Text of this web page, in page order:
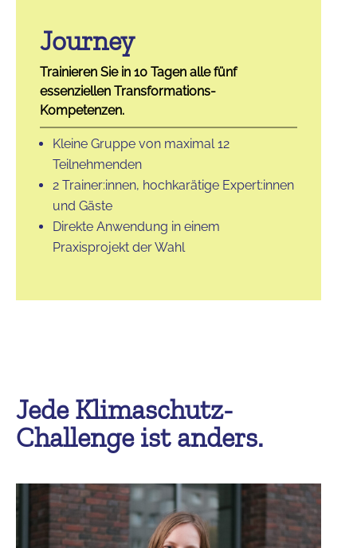
Journey
Trainieren Sie in 10 Tagen alle fünf
essenziellen Transformations-
Kompetenzen.
Kleine Gruppe von maximal 12
Teilnehmenden
2 Trainer:innen, hochkarätige Expert:innen
und Gäste
Direkte Anwendung in einem
Praxisprojekt der Wahl
Jede Klimaschutz-
Challenge ist anders.